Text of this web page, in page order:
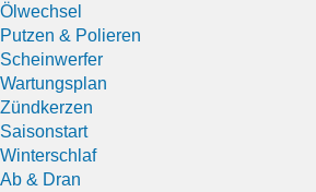
Ölwechsel
Putzen & Polieren
Scheinwerfer
Wartungsplan
Zündkerzen
Saisonstart
Winterschlaf
Ab & Dran